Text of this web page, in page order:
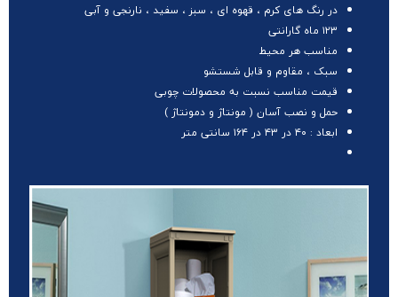
در رنگ های کرم ، قهوه ای ، سبز ، سفید ، نارنجی و آبی
۱۲۳ ماه گارانتی
مناسب هر محیط
سبک ، مقاوم و قابل شستشو
قیمت مناسب نسبت به محصولات چوبی
حمل و نصب آسان ( مونتاژ و دمونتاژ )
ابعاد : ۴۰ در ۴۳ در ۱۶۴ سانتی متر